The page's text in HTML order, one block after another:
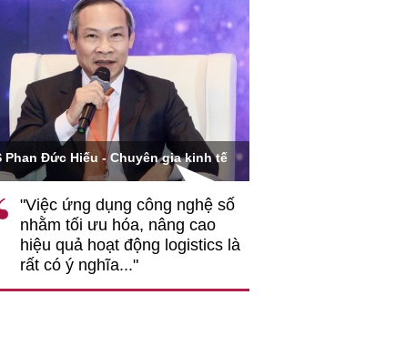
Phan Đức Hiếu - Chuyên gia kinh tế
"Việc ứng dụng công nghệ số
nhằm tối ưu hóa, nâng cao
hiệu quả hoạt động logistics là
rất có ý nghĩa..."